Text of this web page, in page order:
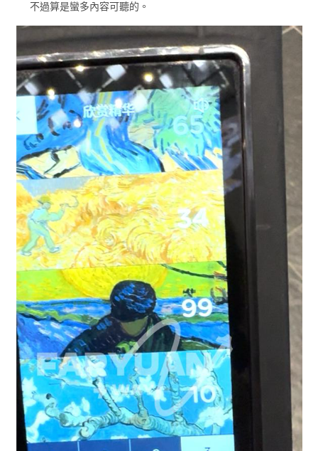
不過算是蠻多內容可聽的。